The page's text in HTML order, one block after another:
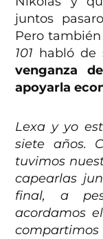
juntos
Pero
101 habló de
venganza
apoyarla
Lexa y yo
siete años.
tuvimos
capearlas
final, a
acordamos